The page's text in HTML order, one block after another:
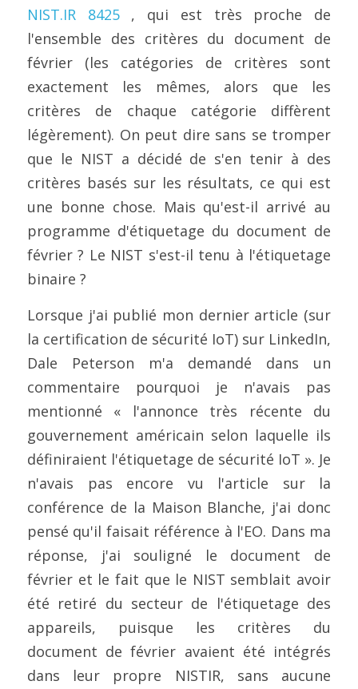
NIST.IR 8425 , qui est très proche de
l'ensemble des critères du document de
février (les catégories de critères sont
exactement les mêmes, alors que les
critères de chaque catégorie diffèrent
légèrement). On peut dire sans se tromper
que le NIST a décidé de s'en tenir à des
critères basés sur les résultats, ce qui est
une bonne chose. Mais qu'est-il arrivé au
programme d'étiquetage du document de
février ? Le NIST s'est-il tenu à l'étiquetage
binaire ?
Lorsque j'ai publié mon dernier article (sur
la certification de sécurité IoT) sur LinkedIn,
Dale Peterson m'a demandé dans un
commentaire pourquoi je n'avais pas
mentionné « l'annonce très récente du
gouvernement américain selon laquelle ils
définiraient l'étiquetage de sécurité IoT ». Je
n'avais pas encore vu l'article sur la
conférence de la Maison Blanche, j'ai donc
pensé qu'il faisait référence à l'EO. Dans ma
réponse, j'ai souligné le document de
février et le fait que le NIST semblait avoir
été retiré du secteur de l'étiquetage des
appareils, puisque les critères du
document de février avaient été intégrés
dans leur propre NISTIR, sans aucune